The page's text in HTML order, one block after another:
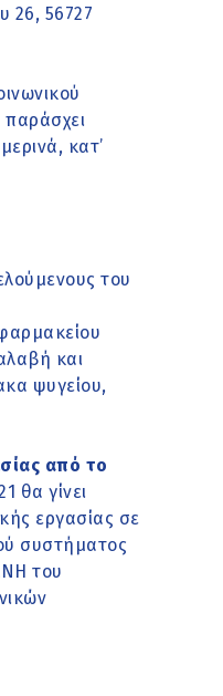
26, 56727
παράσχει
κατ’
του
και
ψυγείου,
από το
θα γίνει
εργασίας σε
συστήματος
του